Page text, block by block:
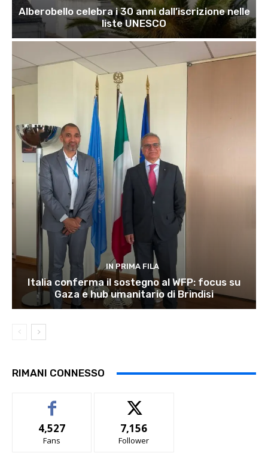
Alberobello celebra i 30 anni dall’iscrizione nelle
liste UNESCO
IN PRIMA FILA
Italia conferma il sostegno al WFP: focus su
Gaza e hub umanitario di Brindisi
RIMANI CONNESSO
4,527
Fans
7,156
Follower